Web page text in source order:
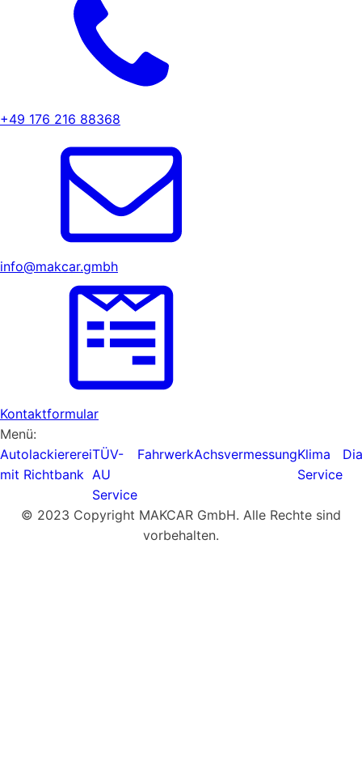
+49 176 216 88368
info@makcar.gmbh
Kontaktformular
Menü:
Autolackiererei
mit Richtbank
TÜV-
AU
Service
FahrwerkAchsvermessungKlima
Service
© 2023 Copyright MAKCAR GmbH. Alle Rechte sind
vorbehalten.